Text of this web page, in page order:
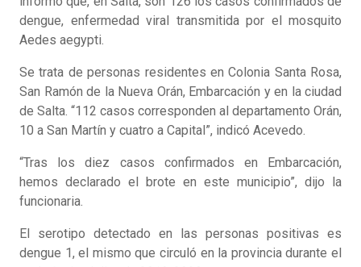
dengue, enfermedad viral transmitida por el mosquito
Aedes aegypti.
Se trata de personas residentes en Colonia Santa Rosa,
San Ramón de la Nueva Orán, Embarcación y en la ciudad
de Salta. “112 casos corresponden al departamento Orán,
10 a San Martín y cuatro a Capital”, indicó Acevedo.
“Tras los diez casos confirmados en Embarcación,
hemos declarado el brote en este municipio”, dijo la
funcionaria.
El serotipo detectado en las personas positivas es
dengue 1, el mismo que circuló en la provincia durante el